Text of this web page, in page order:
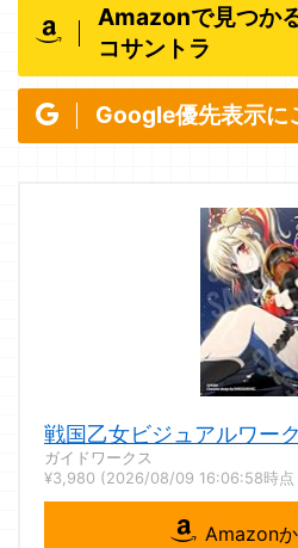
Amazonで見つか
コサントラ
Google優先表示に
戦国乙女ビジュアルワー
ガイドワークス
¥3,980 (2026/08/09 16:06:58時点
Amazon